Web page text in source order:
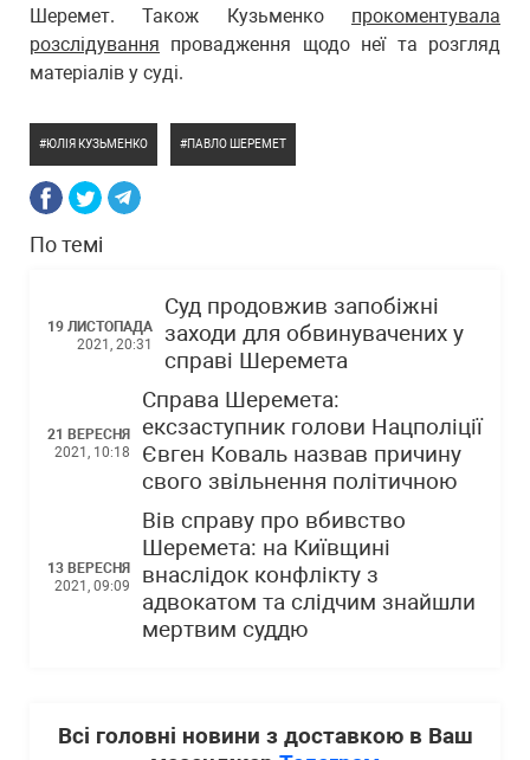
Шеремет. Також Кузьменко прокоментувала
розслідування провадження щодо неї та розгляд
матеріалів у суді.
ЮЛІЯ КУЗЬМЕНКО ПАВЛО ШЕРЕМЕТ
По темі
19 ЛИСТОПАДА
2021, 20:31
Суд продовжив запобіжні
заходи для обвинувачених у
справі Шеремета
21 ВЕРЕСНЯ
2021, 10:18
Справа Шеремета:
ексзаступник голови Нацполіції
Євген Коваль назвав причину
свого звільнення політичною
13 ВЕРЕСНЯ
2021, 09:09
Вів справу про вбивство
Шеремета: на Київщині
внаслідок конфлікту з
адвокатом та слідчим знайшли
мертвим суддю
Всі головні новини з доставкою в Ваш